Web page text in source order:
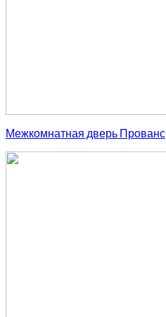
Межкомнатная дверь Прованс